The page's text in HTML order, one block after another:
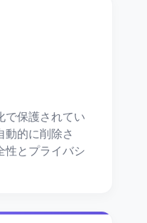
で保護されてい
動的に削除さ
性とプライバシ